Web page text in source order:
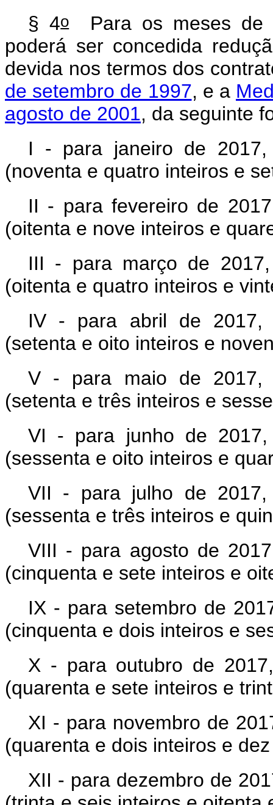
§ 4oPara os meses de
poderá ser concedida
devida nos termos dos
de setembro de 1997, e a
agosto de 2001, da seguinte
I - para janeiro de 2017,
(noventa e quatro inteiros e
II - para fevereiro de
(oitenta e nove inteiros e
III - para março de
(oitenta e quatro inteiros e
IV - para abril de 2017,
(setenta e oito inteiros e
V - para maio de 2017,
(setenta e três inteiros e
VI - para junho de 2017,
(sessenta e oito inteiros e
VII - para julho de 2017,
(sessenta e três inteiros e
VIII - para agosto de
(cinquenta e sete inteiros e
IX - para setembro de
(cinquenta e dois inteiros e
X - para outubro de
(quarenta e sete inteiros e
XI - para novembro de
(quarenta e dois inteiros e
XII - para dezembro de